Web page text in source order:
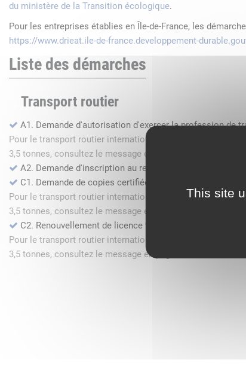
This site
du ministère de la Transition écologique.
Pour les entreprises établies en Île-de-France, les
https://www.drieat.ile-de-france.developpement-
Liste des démarches
Transport routier
A1. Demande d'autorisation d'exercer la profession de
Pour le transport routier international de marchandises
3,5 tonnes, consultez le message en page d'accueil.
A2. Demande d'inscription au registre des
C1. Demande de copies certifiées conformes
Pour le transport routier international de marchandises
3,5 tonnes, consultez le message en page d'accueil.
C2. Renouvellement de licence transport routier
Pour le transport routier international de marchandises
3,5 tonnes, consultez le message en page d'accueil.